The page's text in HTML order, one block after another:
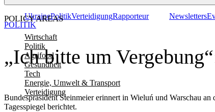
POLICY AREAS
Wirtschaft
Politik
Agrifood
Gesundheit
Tech
Energie, Umwelt & Transport
Verteidigung
UkrainePolitikVerteidigungRapporteur Newsletters
„Ich bitte um
Bundespräsident Steinmeier erinnert in Wieluń und Warschau
Tagesspiegel berichtet.
POLITIK